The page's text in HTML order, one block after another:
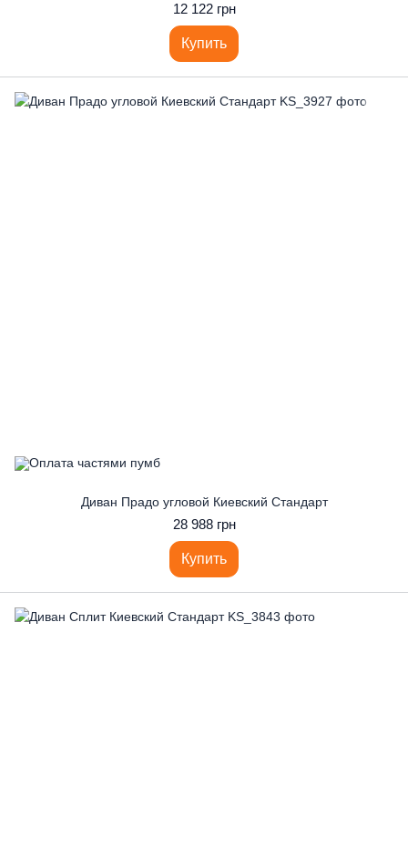
12 122 грн
Купить
Диван Прадо угловой Киевский Стандарт
28 988 грн
Купить